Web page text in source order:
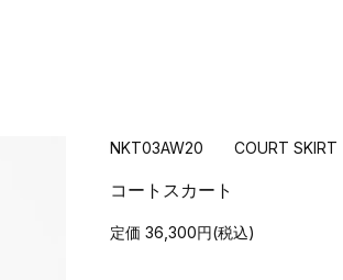
NKT03AW20 COURT SKIRT
コートスカート
定価 36,300円(税込)